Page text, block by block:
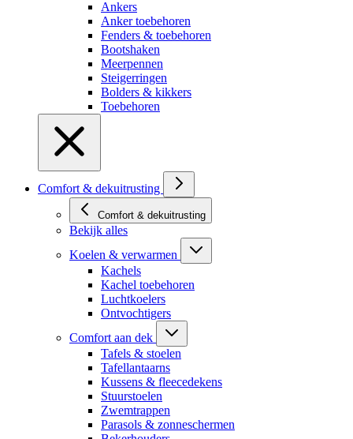
Ankers
Anker toebehoren
Fenders & toebehoren
Bootshaken
Meerpennen
Steigerringen
Bolders & kikkers
Toebehoren
Comfort & dekuitrusting
Comfort & dekuitrusting
Bekijk alles
Koelen & verwarmen
Kachels
Kachel toebehoren
Luchtkoelers
Ontvochtigers
Comfort aan dek
Tafels & stoelen
Tafellantaarns
Kussens & fleecedekens
Stuurstoelen
Zwemtrappen
Parasols & zonneschermen